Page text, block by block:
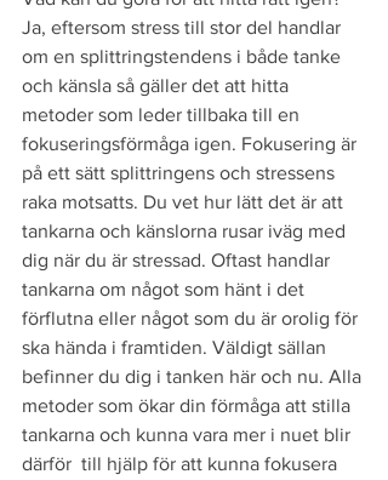
Ja, eftersom stress till stor del handlar
om en splittringstendens i både tanke
och känsla så gäller det att hitta
metoder som leder tillbaka till en
fokuseringsförmåga igen. Fokusering är
på ett sätt splittringens och stressens
raka motsatts. Du vet hur lätt det är att
tankarna och känslorna rusar iväg med
dig när du är stressad. Oftast handlar
tankarna om något som hänt i det
förflutna eller något som du är orolig för
ska hända i framtiden. Väldigt sällan
befinner du dig i tanken här och nu. Alla
metoder som ökar din förmåga att stilla
tankarna och kunna vara mer i nuet blir
därför  till hjälp för att kunna fokusera